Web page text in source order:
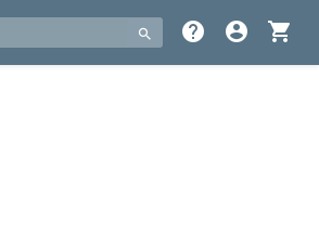
search help account_circle shopping_cart